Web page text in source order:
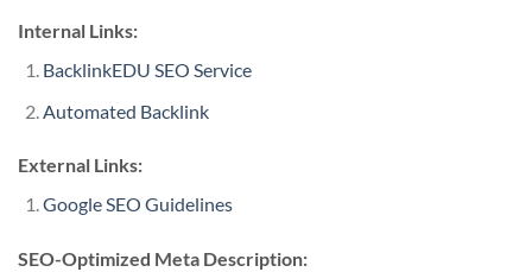
Internal Links:
BacklinkEDU SEO Service
Automated Backlink
External Links:
Google SEO Guidelines
SEO-Optimized Meta Description: